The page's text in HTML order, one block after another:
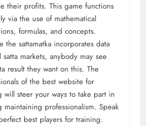
their profits. This game functions
via the use of mathematical
formulas, and concepts.
the sattamatka incorporates data
satta markets, anybody may see
result they want on this. The
of the best website for
will steer your ways to take part in
maintaining professionalism. Speak
best players for training.